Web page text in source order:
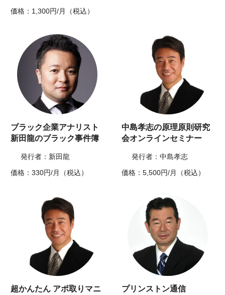
価格：1,300円/月（税込）
ブラック企業アナリスト
新田龍のブラック事件簿
発行者：新田龍
価格：330円/月（税込）
中島孝志の原理原則研究
会オンラインセミナー
発行者：中島孝志
価格：5,500円/月（税込）
超かんたん アポ取りマニ
プリンストン通信